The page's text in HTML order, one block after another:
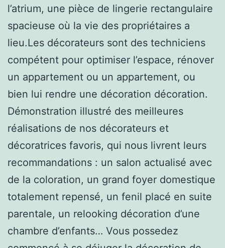
l’atrium, une pièce de lingerie rectangulaire
spacieuse où la vie des propriétaires a
lieu.Les décorateurs sont des techniciens
compétent pour optimiser l’espace, rénover
un appartement ou un appartement, ou
bien lui rendre une décoration décoration.
Démonstration illustré des meilleures
réalisations de nos décorateurs et
décoratrices favoris, qui nous livrent leurs
recommandations : un salon actualisé avec
de la coloration, un grand foyer domestique
totalement repensé, un fenil placé en suite
parentale, un relooking décoration d’une
chambre d’enfants… Vous possedez